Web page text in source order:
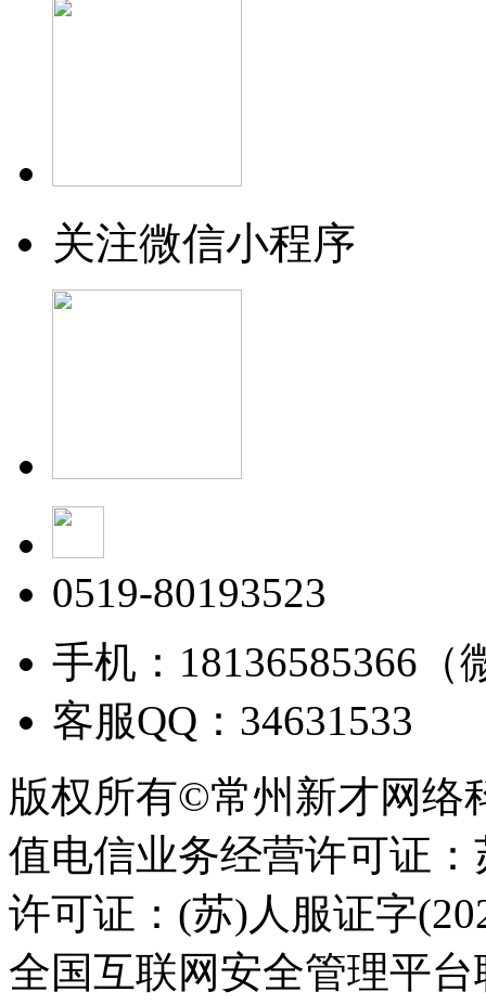
关注微信小程序
0519-80193523
手机：18136585366（
客服QQ：34631533
版权所有©常州新才网络
值电信业务经营许可证
许可证：(苏)人服证字
全国互联网安全管理平